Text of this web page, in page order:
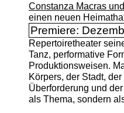
Constanza Macras
einen neuen
Premiere:
Repertoiretheater
Tanz, performative
Produktionsweisen.
Körpers, der Stadt,
Überforderung und
als Thema, sondern